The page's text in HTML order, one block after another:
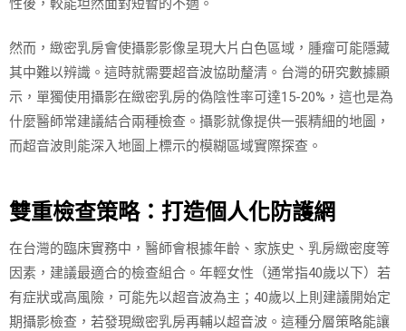
然而，緻密乳房會使攝影影像呈現大片白色區域，腫瘤可能隱藏
其中難以辨識。這時就需要超音波協助釐清。台灣的研究數據顯
示，單獨使用攝影在緻密乳房的偽陰性率可達15-20%，這也是為
什麼醫師常建議結合兩種檢查。攝影就像提供一張精細的地圖，
而超音波則能深入地圖上標示的模糊區域實際探查。
雙重檢查策略：打造個人化防護網
在台灣的臨床實務中，醫師會根據年齡、家族史、乳房緻密度等
因素，建議最適合的檢查組合。年輕女性（通常指40歲以下）若
有症狀或高風險，可能先以超音波為主；40歲以上則建議開始定
期攝影檢查，若發現緻密乳房再輔以超音波。這種分層策略能讓